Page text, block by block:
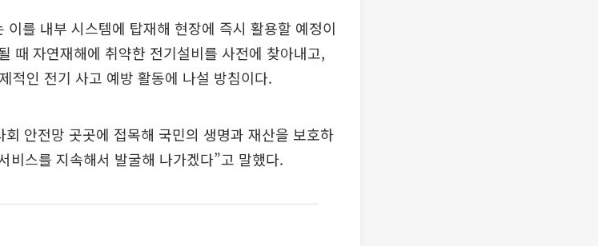
를 내부 시스템에 탑재해 현장에 즉시 활용할 예정이
때 자연재해에 취약한 전기설비를 사전에 찾아내고,
적인 전기 사고 예방 활동에 나설 방침이다.
안전망 곳곳에 접목해 국민의 생명과 재산을 보호하
비스를 지속해서 발굴해 나가겠다”고 말했다.